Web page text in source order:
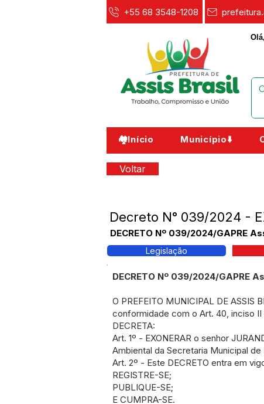
+55 68 3548-1208
🏘️Início Município⬇️
Voltar
Decreto N° 039/2024 -
DECRETO Nº 039/2024/GAPRE
Legislação
DECRETO Nº 039/2024/GAPRE
O PREFEITO MUNICIPAL DE ASSIS
conformidade com o Art. 40, inciso II
DECRETA:
Art. 1º - EXONERAR o senhor
Ambiental da Secretaria Municipal
Art. 2º - Este DECRETO entra em
REGISTRE-SE;
PUBLIQUE-SE;
E CUMPRA-SE.